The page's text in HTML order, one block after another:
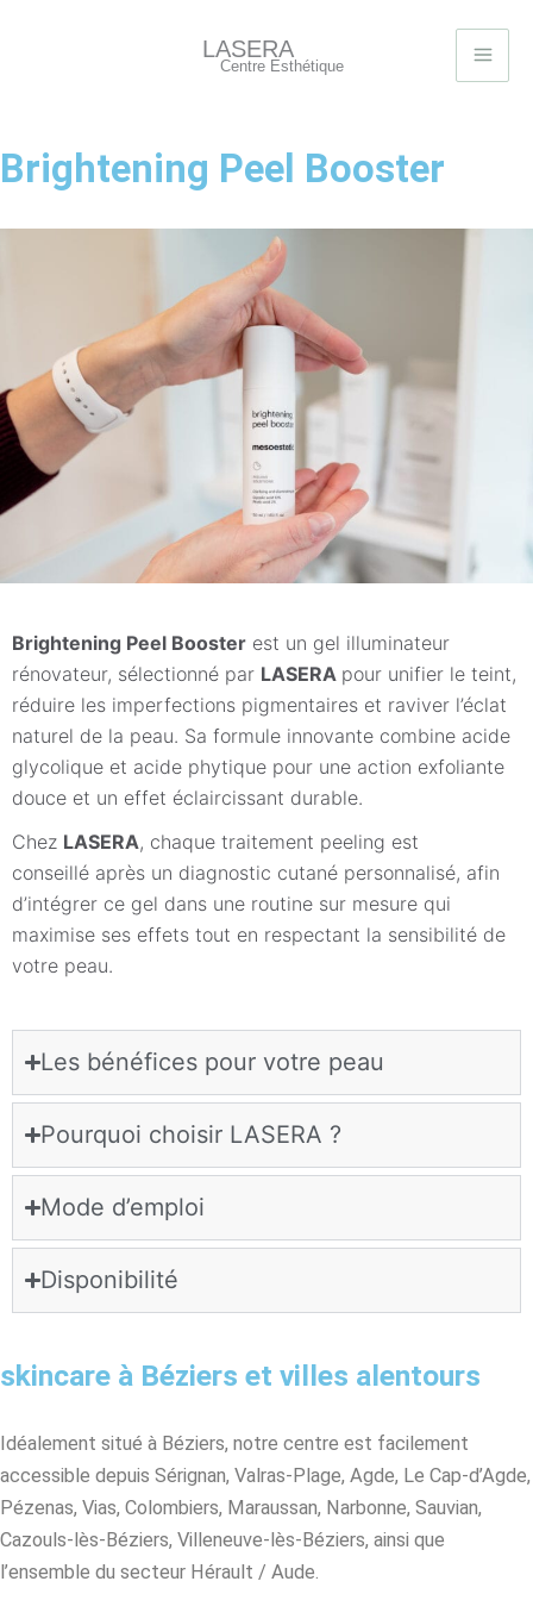
LASERA
Centre Esthétique
Brightening Peel Booster
Brightening Peel Booster est un gel illuminateur
rénovateur, sélectionné par LASERA pour unifier le teint,
réduire les imperfections pigmentaires et raviver l’éclat
naturel de la peau. Sa formule innovante combine acide
glycolique et acide phytique pour une action exfoliante
douce et un effet éclaircissant durable.
Chez LASERA, chaque traitement peeling est
conseillé après un diagnostic cutané personnalisé, afin
d’intégrer ce gel dans une routine sur mesure qui
maximise ses effets tout en respectant la sensibilité de
votre peau.
Les bénéfices pour votre peau
Pourquoi choisir LASERA ?
Mode d’emploi
Disponibilité
skincare à Béziers et villes alentours
Idéalement situé à Béziers, notre centre est facilement
accessible depuis Sérignan, Valras-Plage, Agde, Le Cap-d’Agde,
Pézenas, Vias, Colombiers, Maraussan, Narbonne, Sauvian,
Cazouls-lès-Béziers, Villeneuve-lès-Béziers, ainsi que
l’ensemble du secteur Hérault / Aude.